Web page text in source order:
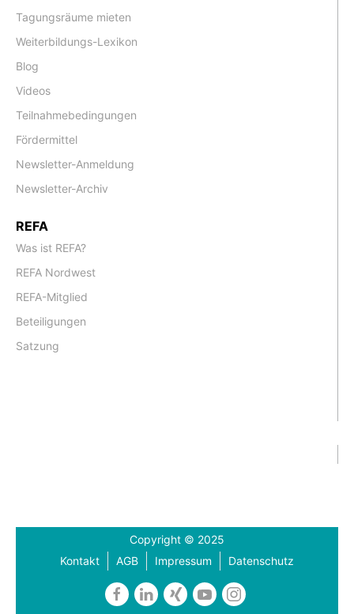
Tagungsräume mieten
Weiterbildungs-Lexikon
Blog
Videos
Teilnahmebedingungen
Fördermittel
Newsletter-Anmeldung
Newsletter-Archiv
REFA
Was ist REFA?
REFA Nordwest
REFA-Mitglied
Beteiligungen
Satzung
Copyright © 2025
Kontakt
AGB Impressum Datenschutz